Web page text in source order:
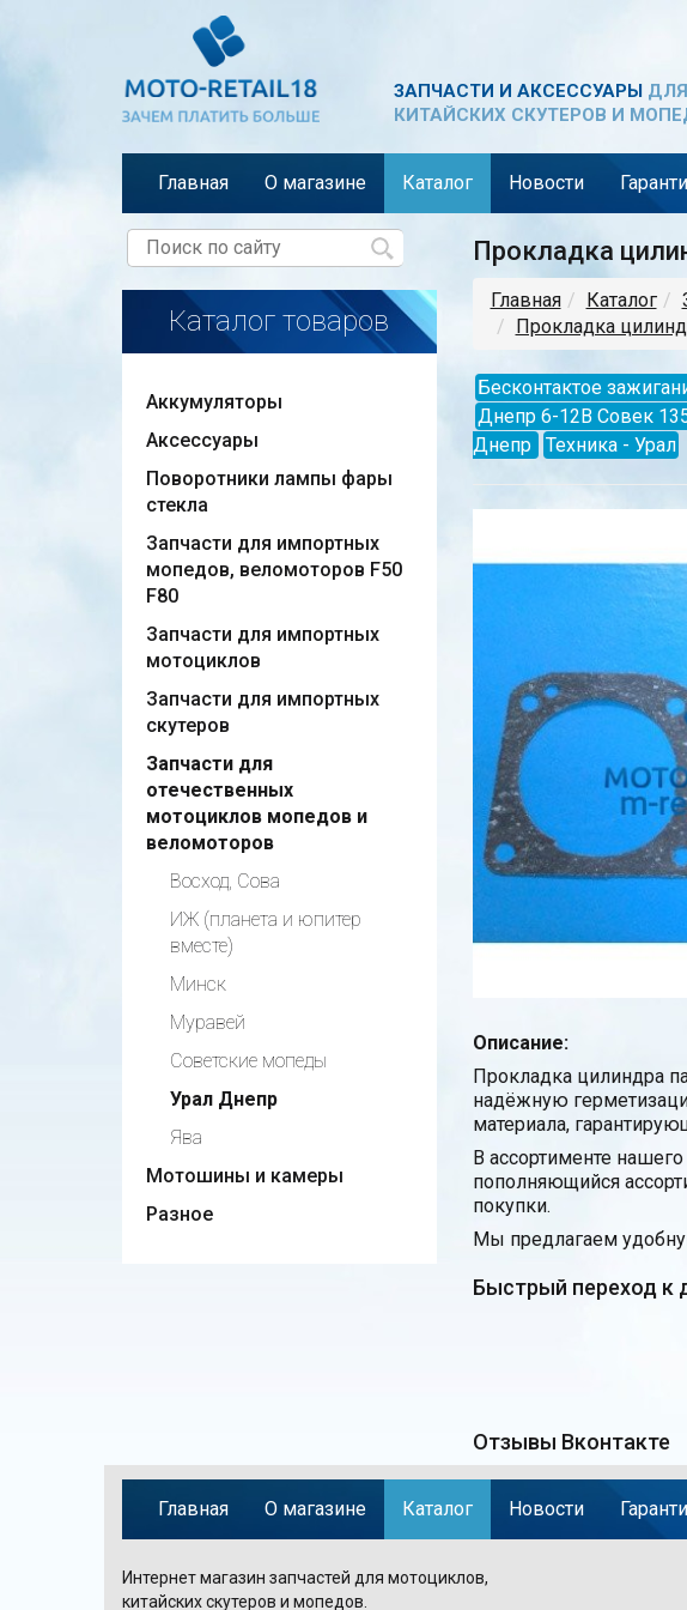
ЗАПЧАСТИ И АКСЕССУАРЫДЛЯ
КИТАЙСКИХ СКУТЕРОВ И
Главная О магазине Каталог Новости
Каталог товаров
Аккумуляторы
Аксессуары
Поворотники лампы фары
стекла
Запчасти для импортных
мопедов, веломоторов F50
F80
Запчасти для импортных
мотоциклов
Запчасти для импортных
скутеров
Запчасти для
отечественных
мотоциклов мопедов и
веломоторов
Восход, Сова
ИЖ (планета и юпитер
вместе)
Минск
Муравей
Советские мопеды
Урал Днепр
Ява
Мотошины и камеры
Разное
Прокладка
Главная Каталог
Прокладка
Бесконтактое
Днепр 6-12В Совек
Днепр
Техника - Урал
Описание:
Прокладка цилиндра
надёжную
материала,
В ассортименте
пополняющийся
покупки.
Мы предлагаем
Быстрый переход к
Отзывы Вконтакте
Главная О магазине Каталог Новости
Интернет магазин запчастей для мотоциклов,
китайских скутеров и мопедов.